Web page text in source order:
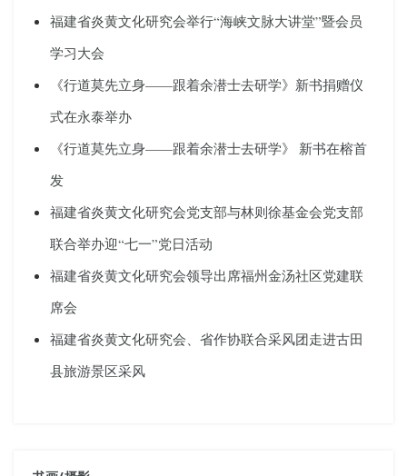
福建省炎黄文化研究会举行“海峡文脉大讲堂”暨会员
学习大会
《行道莫先立身——跟着余潜士去研学》新书捐赠仪
式在永泰举办
《行道莫先立身——跟着余潜士去研学》 新书在榕首
发
福建省炎黄文化研究会党支部与林则徐基金会党支部
联合举办迎“七一”党日活动
福建省炎黄文化研究会领导出席福州金汤社区党建联
席会
福建省炎黄文化研究会、省作协联合采风团走进古田
县旅游景区采风